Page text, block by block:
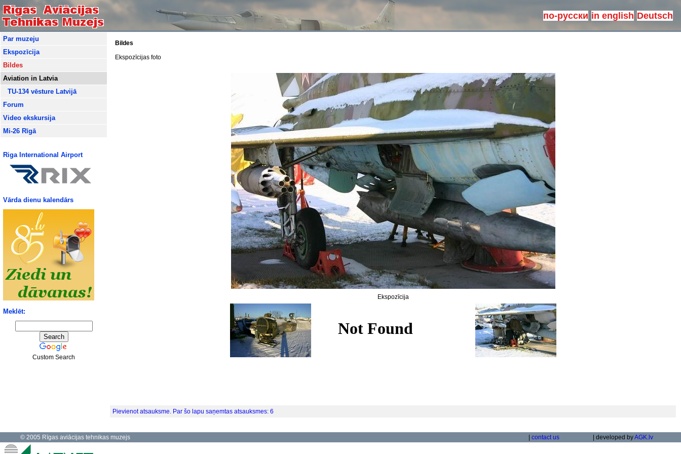
по-русски in english Deutsch
Par muzeju
Ekspozīcija
Bildes
Aviation in Latvia
TU-134 vēsture Latvijā
Forum
Video ekskursija
Mi-26 Rīgā
Riga International Airport
Vārda dienu kalendārs
Meklēt:
Custom Search
Bildes
Ekspozīcijas foto
Ekspozīcija
Pievienot atsauksme. Par šo lapu saņemtas atsauksmes: 6
© 2005 Rīgas aviācijas tehnikas muzejs contact us | developed byAGK.lv